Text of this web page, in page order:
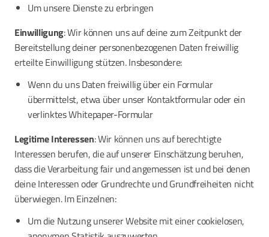
Um unsere Dienste zu erbringen
Einwilligung: Wir können uns auf deine zum Zeitpunkt der
Bereitstellung deiner personenbezogenen Daten freiwillig
erteilte Einwilligung stützen. Insbesondere:
Wenn du uns Daten freiwillig über ein Formular
übermittelst, etwa über unser Kontaktformular oder ein
verlinktes Whitepaper-Formular
Legitime Interessen: Wir können uns auf berechtigte
Interessen berufen, die auf unserer Einschätzung beruhen,
dass die Verarbeitung fair und angemessen ist und bei denen
deine Interessen oder Grundrechte und Grundfreiheiten nicht
überwiegen. Im Einzelnen:
Um die Nutzung unserer Website mit einer cookielosen,